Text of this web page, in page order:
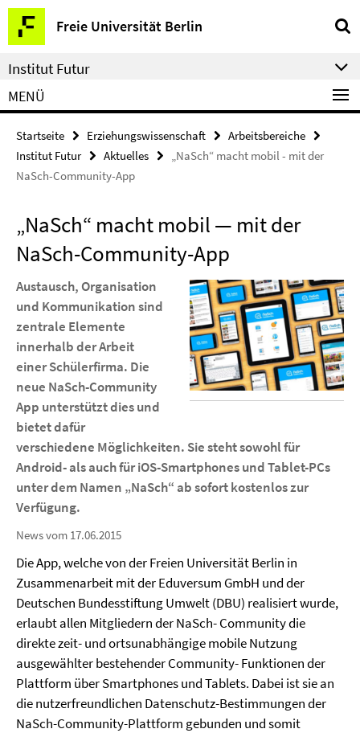
Springe
direkt
zu
Inhalt
Freie Universität Berlin
Service-
Navigation
Institut Futur
MENÜ
Startseite Erziehungswissenschaft
Arbeitsbereiche
Institut Futur
Aktuelles
„NaSch“ macht mobil - mit der
NaSch-Community-App
„NaSch“ macht mobil ― mit der
NaSch-Community-App
Austausch, Organisation
und Kommunikation sind
zentrale Elemente
innerhalb der Arbeit
einer Schülerfirma. Die
neue NaSch-Community
App unterstützt dies und
bietet dafür
verschiedene Möglichkeiten. Sie steht sowohl für
Android- als auch für iOS-Smartphones und Tablet-PCs
unter dem Namen „NaSch“ ab sofort kostenlos zur
Verfügung.
News vom 17.06.2015
Die App, welche von der Freien Universität Berlin in
Zusammenarbeit mit der Eduversum GmbH und der
Deutschen Bundesstiftung Umwelt (DBU) realisiert wurde,
erlaubt allen Mitgliedern der NaSch- Community die
direkte zeit- und ortsunabhängige mobile Nutzung
ausgewählter bestehender Community- Funktionen der
Plattform über Smartphones und Tablets. Dabei ist sie an
die nutzerfreundlichen Datenschutz-Bestimmungen der
NaSch-Community-Plattform gebunden und somit